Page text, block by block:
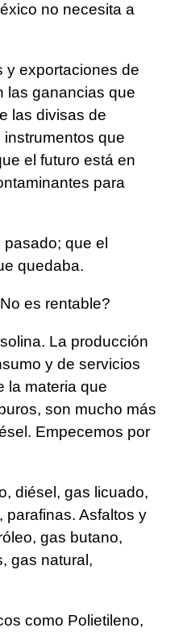
no necesita a
y exportaciones de
las ganancias que
las divisas de
que
el futuro está en
para
que el
quedaba.
es rentable?
La producción
y de servicios
la materia que
son mucho más
Empecemos por
diésel, gas licuado,
parafinas. Asfaltos y
gas butano,
gas natural,
como Polietileno,